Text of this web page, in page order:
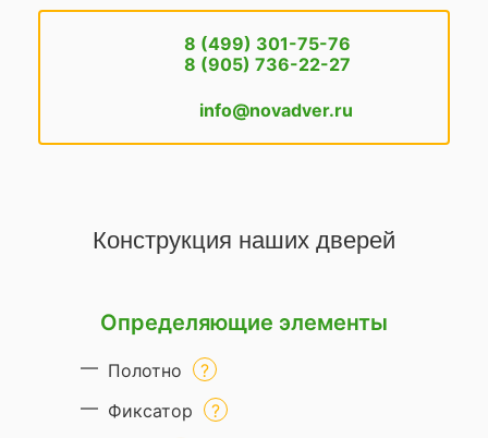
8 (499) 301-75-76
8 (905) 736-22-27
info@novadver.ru
Конструкция наших дверей
Определяющие элементы
Полотно
Фиксатор